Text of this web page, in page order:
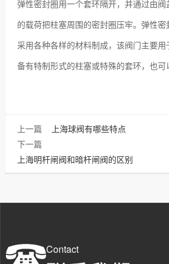
弹性密封圈用一个套环隔开，并通过由
的载荷把柱塞周围的密封圈压牢。弹性
采用各种各样的材料制成，该阀门主要用
备有特制形式的柱塞或特殊的套环，也可
上一篇
上海球阀有哪些特点
下一篇
上海明杆闸阀和暗杆闸阀的区别
Contact